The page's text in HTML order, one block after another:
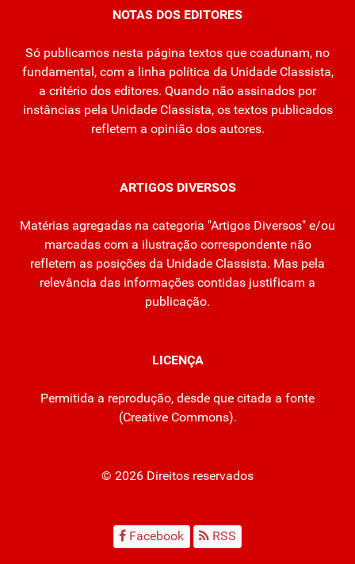
NOTAS DOS EDITORES
Só publicamos nesta página textos que coadunam, no
fundamental, com a linha política da Unidade Classista,
a critério dos editores. Quando não assinados por
instâncias pela Unidade Classista, os textos publicados
refletem a opinião dos autores.
ARTIGOS DIVERSOS
Matérias agregadas na categoria "Artigos Diversos" e/ou
marcadas com a ilustração correspondente não
refletem as posições da Unidade Classista. Mas pela
relevância das informações contidas justificam a
publicação.
LICENÇA
Permitida a reprodução, desde que citada a fonte
(Creative Commons).
© 2026 Direitos reservados
Facebook RSS